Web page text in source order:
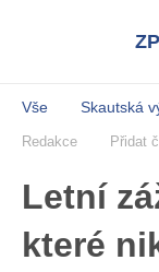
Vše Skautská
Redakce Přidat
Letní
které